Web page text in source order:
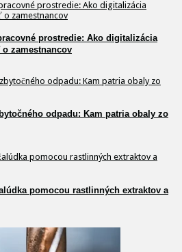
prostredie: Ako digitalizácia
zamestnancov
odpadu: Kam patria obaly zo
pomocou rastlinných extraktov a